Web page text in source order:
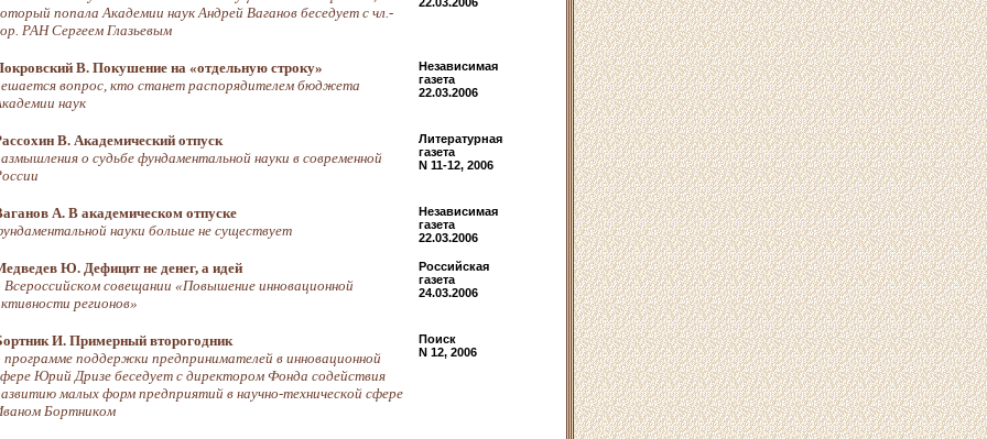
попала Академии наук Андрей Ваганов беседует с чл.-
РАН Сергеем Глазьевым
В. Покушение на «отдельную строку»
вопрос, кто станет распорядителем бюджета
наук
Независимая
газета
22.03.2006
В. Академический отпуск
о судьбе фундаментальной науки в современной
Литературная
газета
N 11-12, 2006
А. В академическом отпуске
науки больше не существует
Независимая
газета
22.03.2006
Ю. Дефицит не денег, а идей
Всероссийском совещании «Повышение инновационной
регионов»
Российская
газета
24.03.2006
И. Примерный второгодник
программе поддержки предпринимателей в инновационной
Юрий Дризе беседует с директором Фонда содействия
малых форм предприятий в научно-технической сфере
Бортником
Поиск
N 12, 2006